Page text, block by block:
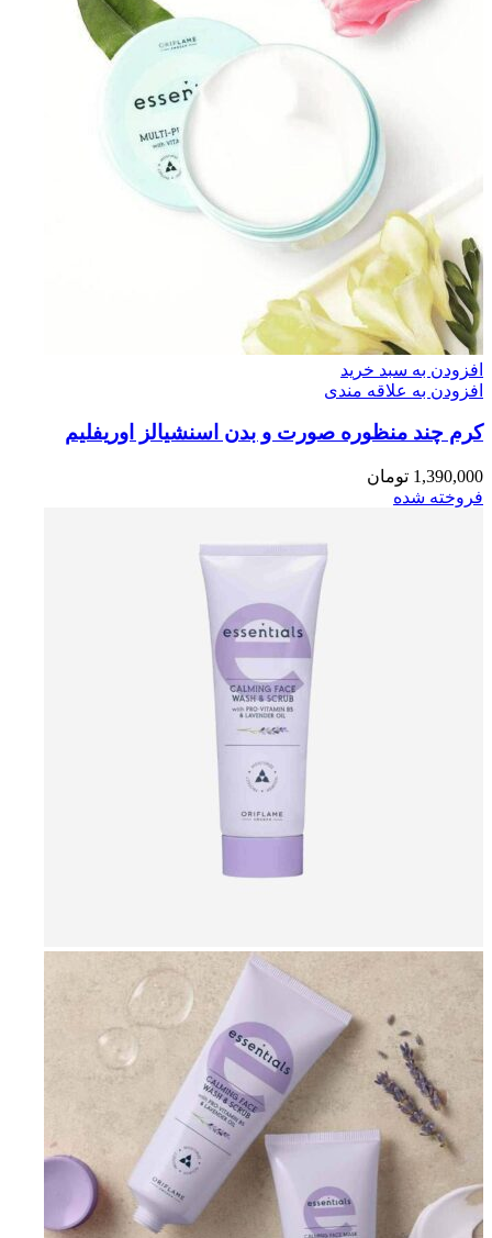
افزودن به سبد خرید
افزودن به علاقه مندی
کرم چند منظوره صورت و بدن اسنشیالز اوریفلیم
1,390,000 تومان
فروخته شده